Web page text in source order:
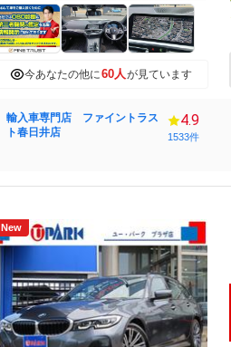
今あなたの他に60人が見ています
輸入車専門店 ファイントラス
ト春日井店
4.9
1533件
New